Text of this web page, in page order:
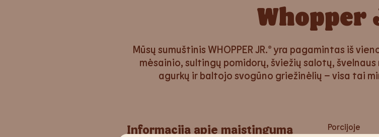
Whopper
Mūsų sumuštinis WHOPPER JR.® yra pagamintas iš
mėsainio, sultingų pomidorų, šviežių salotų,
agurkų ir baltojo svogūno griežinėlių – visa tai
Informacija apie maistingumą Porcijoje